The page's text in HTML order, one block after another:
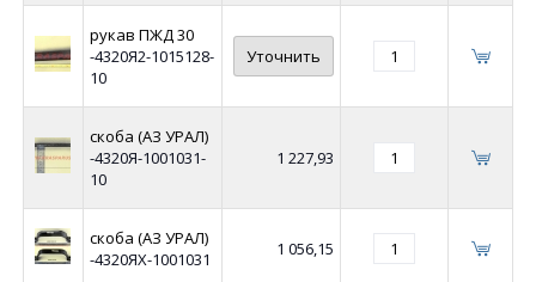
рукав ПЖД 30
-4320Я2-1015128-
10
Уточнить
скоба (АЗ УРАЛ)
-4320Я-1001031-
10
1 227,93
скоба (АЗ УРАЛ)
-4320ЯХ-1001031
1 056,15